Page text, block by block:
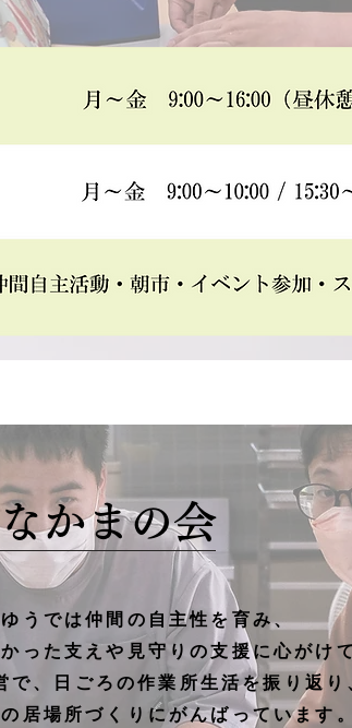
​なかまの会
うでは仲間の自主性を育み、
った支えや見守りの支援に心がけ
で、日ごろの作業所生活を振り返り
居場所づくりにがんばっています